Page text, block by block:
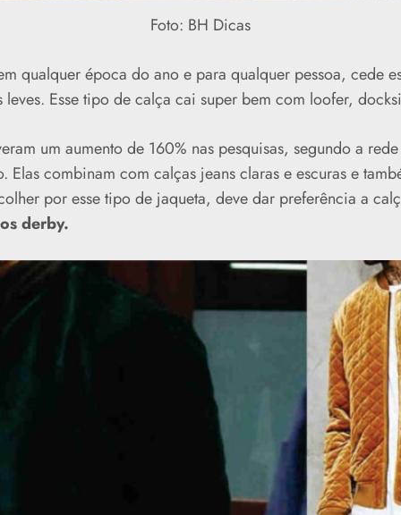
Foto: BH Dicas
qualquer época do ano e para qualquer pessoa, cede
Esse tipo de calça cai super bem com loofer,
um aumento de 160% nas pesquisas, segundo a
Elas combinam com calças jeans claras e escuras e
por esse tipo de jaqueta, deve dar preferência a
derby.